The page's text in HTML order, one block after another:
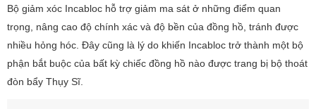
Bộ giảm xóc Incabloc hỗ trợ giảm ma sát ở những điểm quan
trọng, nâng cao độ chính xác và độ bền của đồng hồ, tránh được
nhiều hỏng hóc. Đây cũng là lý do khiến Incabloc trở thành một bộ
phận bắt buộc của bất kỳ chiếc đồng hồ nào được trang bị bộ thoát
đòn bẩy Thụy Sĩ.